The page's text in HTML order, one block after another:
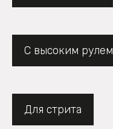
С высоким рулем
Для стрита